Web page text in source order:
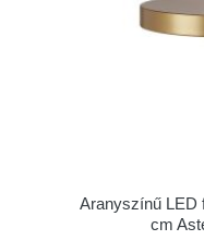
Aranyszínű LED
cm